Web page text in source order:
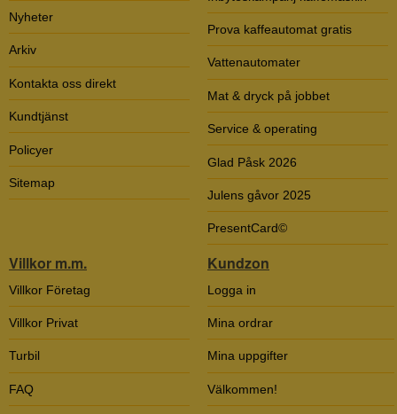
Nyheter
Arkiv
Kontakta oss direkt
Kundtjänst
Policyer
Sitemap
Prova kaffeautomat gratis
Vattenautomater
Mat & dryck på jobbet
Service & operating
Glad Påsk 2026
Julens gåvor 2025
PresentCard©
Villkor m.m.
Villkor Företag
Villkor Privat
Turbil
FAQ
Kundzon
Logga in
Mina ordrar
Mina uppgifter
Välkommen!